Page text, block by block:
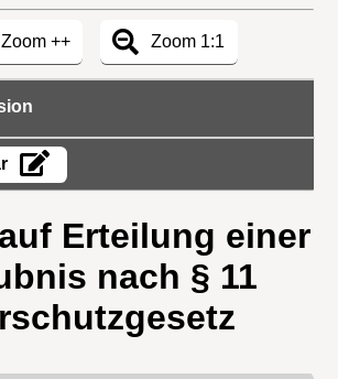
Zoom ++ Zoom 1:1
Erteilung einer
nach § 11